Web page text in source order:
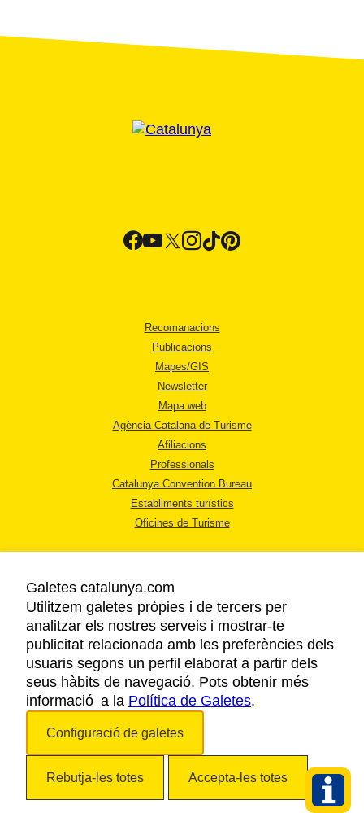
Recomanacions
Publicacions
Mapes/GIS
Newsletter
Mapa web
Agència Catalana de Turisme
Afiliacions
Professionals
Catalunya Convention Bureau
Establiments turístics
Oficines de Turisme
AVÍS LEGAL
POLÍTICA DE PRIVACITAT
COOKIES
ACCESSIBILITAT
Galetes catalunya.com
Utilitzem galetes pròpies i de tercers per
analitzar els nostres serveis i mostrar-te
publicitat relacionada amb les preferències dels
usuaris segons un perfil elaborat a partir dels
seus hàbits de navegació. Pots obtenir més
informació a la Política de Galetes.
Configuració de galetes
Rebutja-les totes Accepta-les totes